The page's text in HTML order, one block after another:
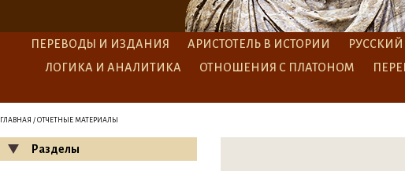
ПЕРЕВОДЫ И ИЗДАНИЯ АРИСТОТЕЛЬ В ИСТОРИИ РУССКИЙ
ЛОГИКА И АНАЛИТИКА
ОТНОШЕНИЯ С ПЛАТОНОМ
ГЛАВНАЯ / ОТЧЕТНЫЕ МАТЕРИАЛЫ
Разделы